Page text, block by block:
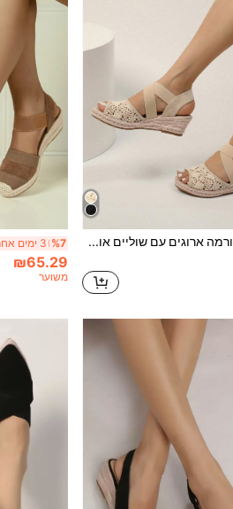
סנדלי פלטפורמה ארוגים עם שוליים אופנתיים לנשים, סנדלי חופשה מזדמנים, תלבושות קיץ, חיוניות לטיולים
%7
₪65.29
משוער